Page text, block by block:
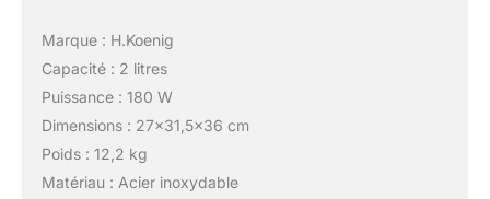
Marque : H.Koenig
Capacité : 2 litres
Puissance : 180 W
Dimensions : 27×31,5×36 cm
Poids : 12,2 kg
Matériau : Acier inoxydable